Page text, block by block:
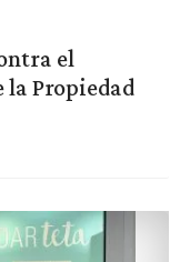
el
Propiedad